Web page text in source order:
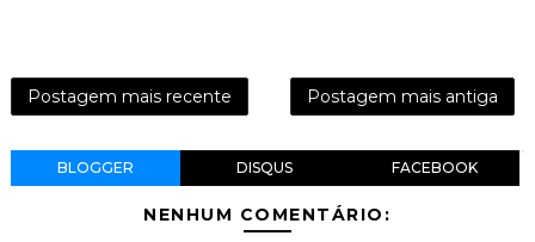
Postagem mais recente Postagem mais antiga
BLOGGER DISQUS FACEBOOK
NENHUM COMENTÁRIO: